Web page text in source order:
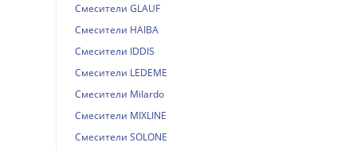
Смесители GLAUF
Смесители HAIBA
Смесители IDDIS
Смесители LEDEME
Смесители Milardo
Смесители MIXLINE
Смесители SOLONE